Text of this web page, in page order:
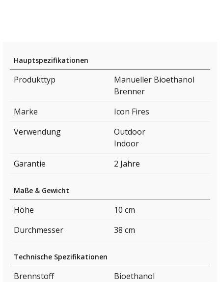
Hauptspezifikationen
Produkttyp
Manueller Bioethanol
Brenner
Marke
Icon Fires
Verwendung
Outdoor
Indoor
Garantie
2 Jahre
Maße & Gewicht
Höhe
10 cm
Durchmesser
38 cm
Technische Spezifikationen
Brennstoff
Bioethanol